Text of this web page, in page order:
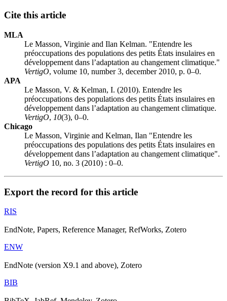
Cite this article
MLA
Le Masson, Virginie and Ilan Kelman. "Entendre les
préoccupations des populations des petits États insulaires en
développement dans l’adaptation au changement climatique."
VertigO, volume 10, number 3, december 2010, p. 0–0.
APA
Le Masson, V. & Kelman, I. (2010). Entendre les
préoccupations des populations des petits États insulaires en
développement dans l’adaptation au changement climatique.
VertigO, 10(3), 0–0.
Chicago
Le Masson, Virginie and Kelman, Ilan "Entendre les
préoccupations des populations des petits États insulaires en
développement dans l’adaptation au changement climatique".
VertigO 10, no. 3 (2010) : 0–0.
Export the record for this article
RIS
EndNote, Papers, Reference Manager, RefWorks, Zotero
ENW
EndNote (version X9.1 and above), Zotero
BIB